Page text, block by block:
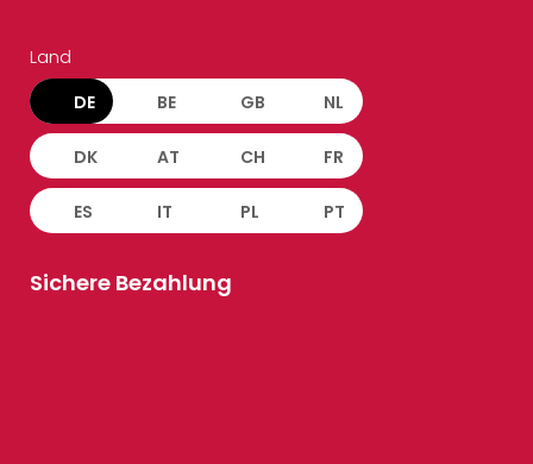
Land
DE BE GB NL
DK AT CH FR
ES IT PL PT
Sichere Bezahlung